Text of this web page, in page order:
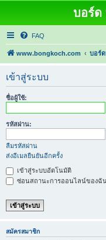
บอร์ด
FAQ
www.bongkoch.com บอร์
เข้าสู่ระบบ
ชื่อผู้ใช้:
รหัสผ่าน:
ลืมรหัสผ่าน
ส่งอีเมลยืนยันอีกครั้ง
เข้าสู่ระบบอัตโนมัติ
ซ่อนสถานะการออนไลน์ของฉั
สมัครสมาชิก